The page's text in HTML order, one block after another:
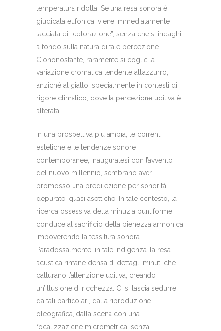
temperatura ridotta. Se una resa sonora è
giudicata eufonica, viene immediatamente
tacciata di “colorazione”, senza che si indaghi
a fondo sulla natura di tale percezione.
Ciononostante, raramente si coglie la
variazione cromatica tendente all’azzurro,
anziché al giallo, specialmente in contesti di
rigore climatico, dove la percezione uditiva è
alterata.
In una prospettiva più ampia, le correnti
estetiche e le tendenze sonore
contemporanee, inauguratesi con l’avvento
del nuovo millennio, sembrano aver
promosso una predilezione per sonorità
depurate, quasi asettiche. In tale contesto, la
ricerca ossessiva della minuzia puntiforme
conduce al sacrificio della pienezza armonica,
impoverendo la tessitura sonora.
Paradossalmente, in tale indigenza, la resa
acustica rimane densa di dettagli minuti che
catturano l’attenzione uditiva, creando
un’illusione di ricchezza. Ci si lascia sedurre
da tali particolari, dalla riproduzione
oleografica, dalla scena con una
focalizzazione micrometrica, senza